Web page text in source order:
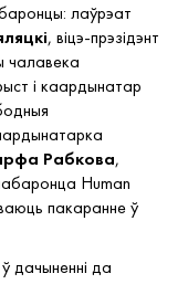
лаўрэат
, віцэ-прэзідэнт
чалавека
і каардынатар
Рабкова,
Human
пакаранне ў
дачыненні да